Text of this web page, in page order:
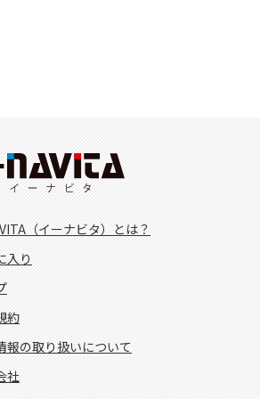
（イーナビタ）とは？
入り
約
報の取り扱いについて
社